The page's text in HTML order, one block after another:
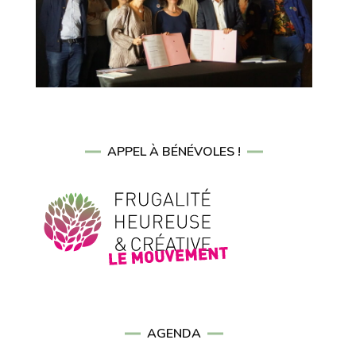
APPEL À BÉNÉVOLES !
AGENDA